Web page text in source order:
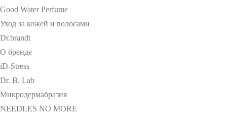
Good Water Perfume
Уход за кожей и волосами
Dr.brandt
О бренде
iD-Stress
Dr. B. Lab
Микродермабразия
NEEDLES NO MORE